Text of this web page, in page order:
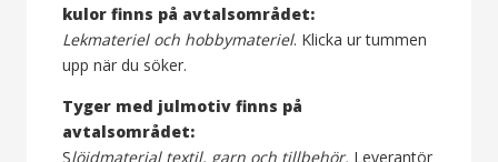
kulor finns på avtalsområdet:
Lekmateriel och hobbymateriel. Klicka ur tummen
upp när du söker.
Tyger med julmotiv finns på
avtalsområdet:
Slöjdmaterial textil, garn och tillbehör. Leverantör